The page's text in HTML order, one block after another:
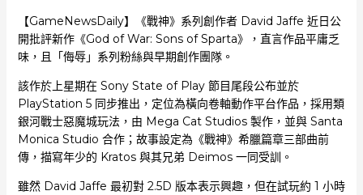
【GameNewsDaily】《戰神》系列創作者 David Jaffe 近日公
開批評新作《God of War: Sons of Sparta》，直言作品平庸乏
味，且「侮辱」系列粉絲與早期創作團隊。
該作於上星期在 Sony State of Play 節目尾段公布並於
PlayStation 5 同步推出，定位為橫向卷軸動作平台作品，採用類
銀河戰士惡魔城玩法，由 Mega Cat Studios 製作，並與 Santa
Monica Studio 合作；故事設定為《戰神》希臘篇章三部曲前
傳，描寫年少的 Kratos 與其兄弟 Deimos 一同受訓。
雖然 David Jaffe 最初對 2.5D 版本表示興趣，但在試玩約 1 小時